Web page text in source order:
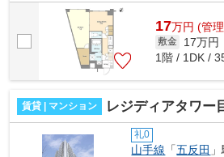
おすすめな物件です。こだわりの条件と...
17万円 (管
敷金 17万円
1階 / 1DK /
賃貸 | マンション レジディアタワー
礼0
山手線 「五反田